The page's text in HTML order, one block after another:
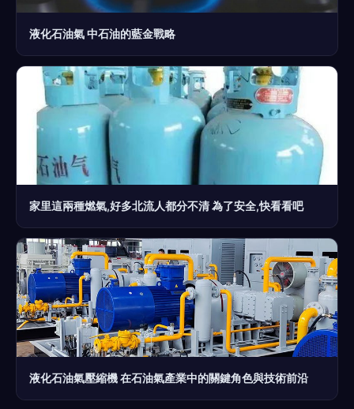
液化石油氣 中石油的藍金戰略
家里這兩種燃氣,好多北流人都分不清 為了安全,快看看吧
液化石油氣壓縮機 在石油氣產業中的關鍵角色與技術前沿